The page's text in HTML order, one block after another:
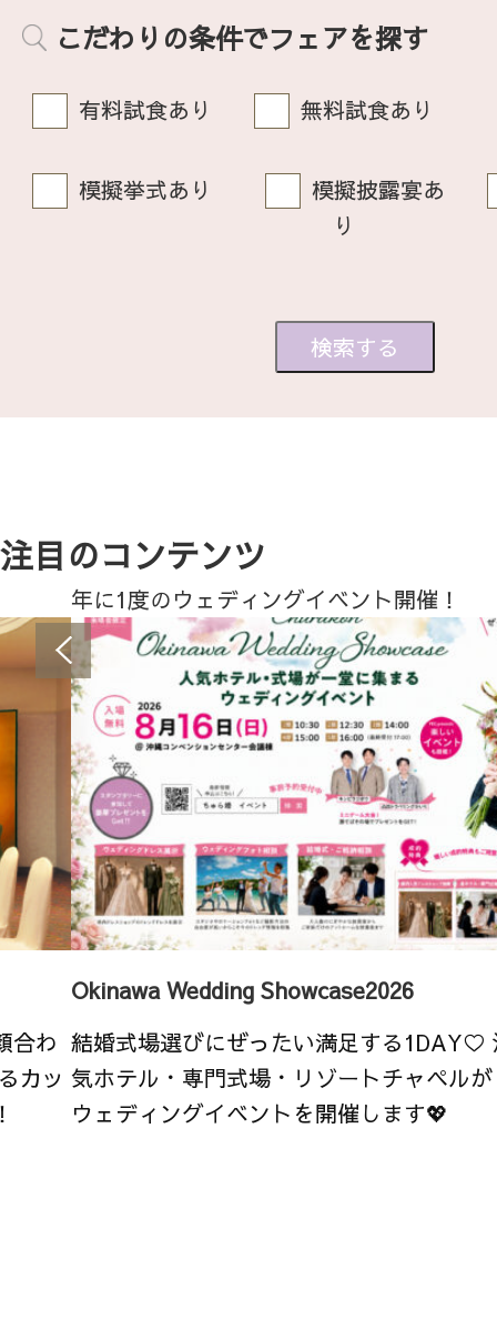
こだわりの条件でフェアを探す
有料試食あり 無料試食あり
模擬挙式あり
模擬披露宴あ
り
注目のコンテンツ
合わ
カッ
年に1度のウェディングイベント開催！
Okinawa Wedding Showcase2026
結婚式場選びにぜったい満足する1DAY♡
気ホテル・専門式場・リゾートチャペル
ウェディングイベントを開催します💖